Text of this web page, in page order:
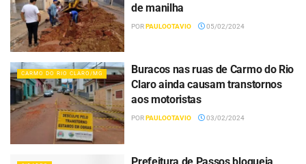
de manilha
PORPAULOOTAVIO 05/02/2024
CARMO DO RIO CLARO/MG
Buracos nas ruas de Carmo do Rio
Claro ainda causam transtornos
aos motoristas
PORPAULOOTAVIO 03/02/2024